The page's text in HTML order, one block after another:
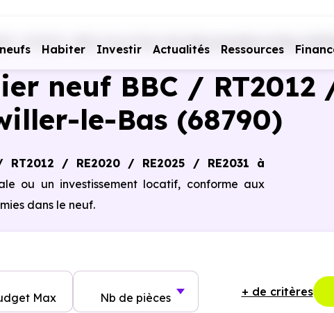
Habiter Investir Actualités Ressources
- RT2012 - BBC Haut-Rhin (68) Morschwiller-le-Bas
neuf BBC / RT2012
le-Bas (68790)
/ RE2020 / RE2025 / RE2031 à
ou un investissement locatif, conforme aux
dans le neuf.
Max Nb de pièces + de critères